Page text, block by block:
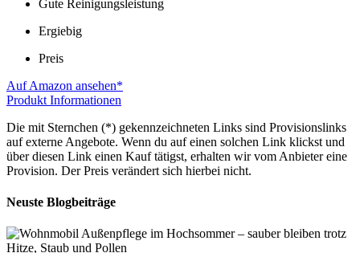
Gute Reinigungsleistung
Ergiebig
Preis
Auf Amazon ansehen*
Produkt Informationen
Die mit Sternchen (*) gekennzeichneten Links sind Provisionslinks
auf externe Angebote. Wenn du auf einen solchen Link klickst und
über diesen Link einen Kauf tätigst, erhalten wir vom Anbieter eine
Provision. Der Preis verändert sich hierbei nicht.
Neuste Blogbeiträge